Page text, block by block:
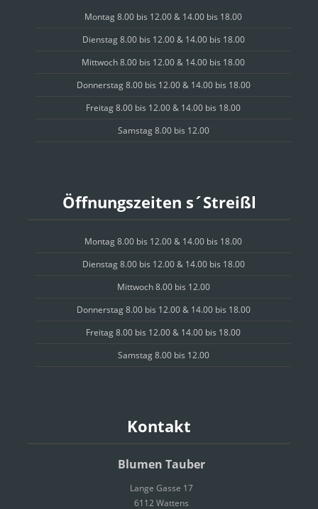
Montag 8.00 bis 12.00 & 14.00 bis 18.00
Dienstag 8.00 bis 12.00 & 14.00 bis 18.00
Mittwoch 8.00 bis 12.00 & 14.00 bis 18.00
Donnerstag 8.00 bis 12.00 & 14.00 bis 18.00
Freitag 8.00 bis 12.00 & 14.00 bis 18.00
Samstag 8.00 bis 12.00
Öffnungszeiten s´Streißl
Montag 8.00 bis 12.00 & 14.00 bis 18.00
Dienstag 8.00 bis 12.00 & 14.00 bis 18.00
Mittwoch 8.00 bis 12.00
Donnerstag 8.00 bis 12.00 & 14.00 bis 18.00
Freitag 8.00 bis 12.00 & 14.00 bis 18.00
Samstag 8.00 bis 12.00
Kontakt
Blumen Tauber
Lange Gasse 17
6112 Wattens